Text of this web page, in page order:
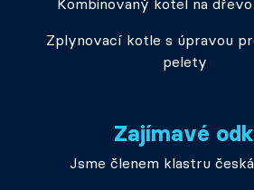
Kombinovaný kotel na
Zplynovací kotle s úpravou
pelety
Zajímavé
Jsme členem klastru